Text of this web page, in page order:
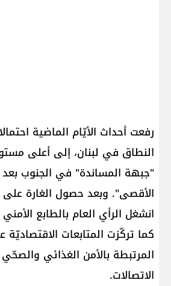
رفعت أحداث الأيّام الماضية
النطاق في لبنان، إلى أعلى
"جبهة المساندة" في الجنوب
الأقصى". وبعد حصول الغارة على
انشغل الرأي العام بالطابع
كما تركّزت المتابعات
المرتبطة بالأمن الغذائي
الاتصالات.